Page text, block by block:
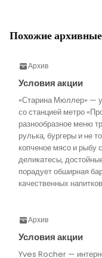
Похожие
Архив
Условия акции
«Старина Мюллер» —
со станцией метро
разнообразное меню
рулька, бургеры и не
копченое мясо и рыбу
деликатесы,
порадует обширная
качественных
Архив
Условия акции
Yves Rocher —